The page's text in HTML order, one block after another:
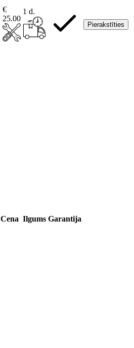
€
25.00
1 d.
Pierakstīties
Cena Ilgums Garantija